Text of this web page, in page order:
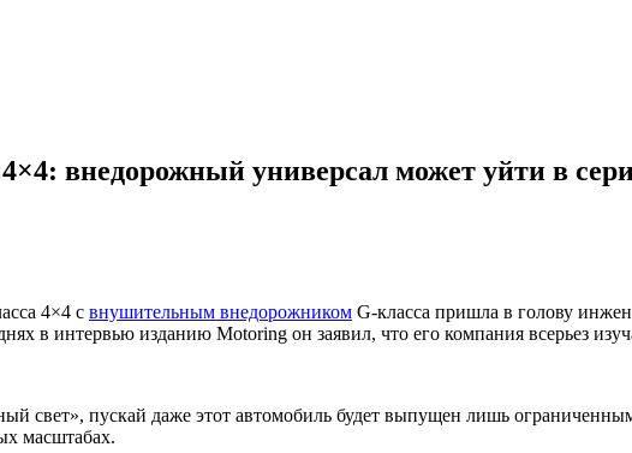
внедорожный универсал может уйти в
4×4 с внушительным внедорожником G-класса пришла в голову
в интервью изданию Motoring он заявил, что его компания всерьез
свет», пускай даже этот автомобиль будет выпущен лишь
масштабах.